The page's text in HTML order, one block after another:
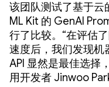
该团队测试了基于云
ML Kit 的 GenAI
行了比较。“在评估
速度后，我们发现机
API 显然是最佳选择
用开发者 Jinwoo